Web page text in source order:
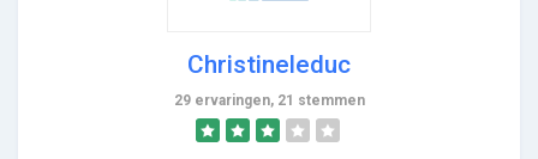
Christineleduc
29 ervaringen, 21 stemmen